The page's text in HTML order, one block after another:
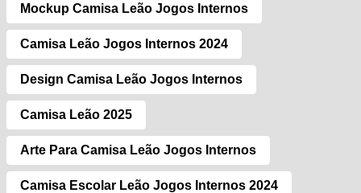
Mockup Camisa Leão Jogos Internos
Camisa Leão Jogos Internos 2024
Design Camisa Leão Jogos Internos
Camisa Leão 2025
Arte Para Camisa Leão Jogos Internos
Camisa Escolar Leão Jogos Internos 2024